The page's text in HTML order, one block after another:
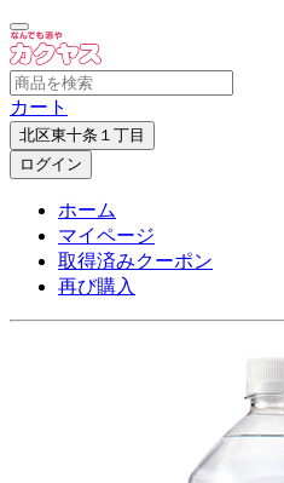
カート
北区東十条１丁目
ログイン
ホーム
マイページ
取得済みクーポン
再び購入